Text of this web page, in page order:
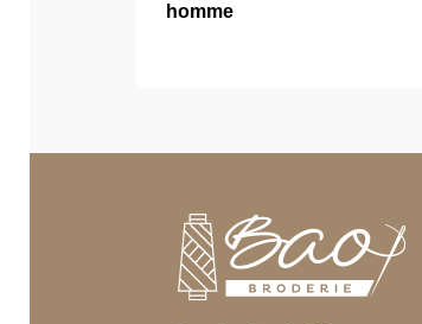
homme